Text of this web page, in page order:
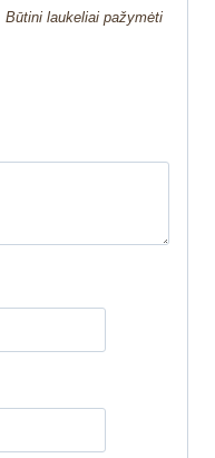
Būtini laukeliai pažymėti